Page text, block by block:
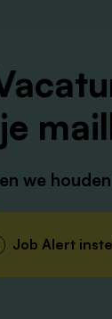
familiebedrijf
telt
én productie
we
Job Alert